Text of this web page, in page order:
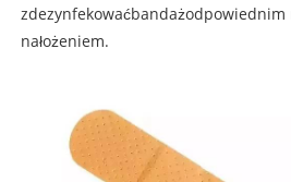
zdezynfekowaćbandażodpowiednim
nałożeniem.